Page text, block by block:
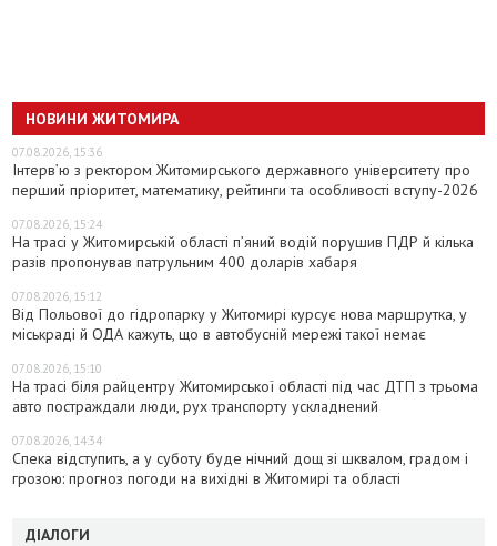
НОВИНИ ЖИТОМИРА
07.08.2026, 15:36
Інтерв’ю з ректором Житомирського державного університету про
перший пріоритет, математику, рейтинги та особливості вступу-2026
07.08.2026, 15:24
На трасі у Житомирській області п’яний водій порушив ПДР й кілька
разів пропонував патрульним 400 доларів хабаря
07.08.2026, 15:12
Від Польової до гідропарку у Житомирі курсує нова маршрутка, у
міськраді й ОДА кажуть, що в автобусній мережі такої немає
07.08.2026, 15:10
На трасі біля райцентру Житомирської області під час ДТП з трьома
авто постраждали люди, рух транспорту ускладнений
07.08.2026, 14:34
Спека відступить, а у суботу буде нічний дощ зі шквалом, градом і
грозою: прогноз погоди на вихідні в Житомирі та області
ДІАЛОГИ